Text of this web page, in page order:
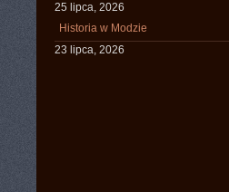
25 lipca, 2026
Historia w Modzie
23 lipca, 2026